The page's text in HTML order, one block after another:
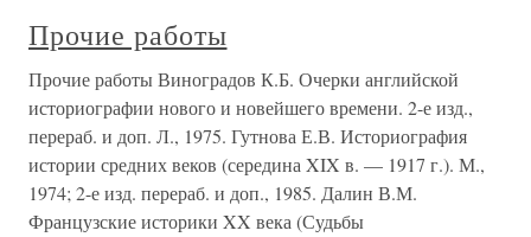
Прочие работы
Прочие работы Виноградов К.Б. Очерки английской
историографии нового и новейшего времени. 2-е изд.,
перераб. и доп. Л., 1975. Гутнова Е.В. Историография
истории средних веков (середина XIX в. — 1917 г.). М.,
1974; 2-е изд. перераб. и доп., 1985. Далин В.М.
Французские историки XX века (Судьбы